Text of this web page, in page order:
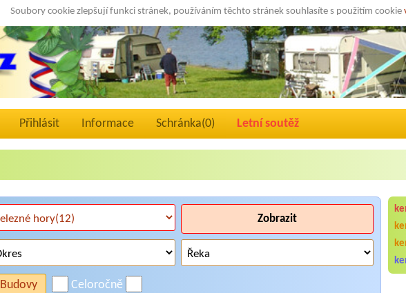
Soubory cookie zlepšují funkci stránek, používáním těchto stránek souhlasíte s použitím cookie
Přihlásit Informace Schránka(0) Letní soutěž
Zobrazit
Budovy Celoročně